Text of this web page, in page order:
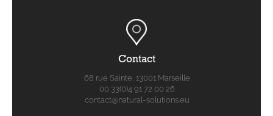
Contact
68 rue Sainte, 13001 Marseille
00 33(0)4 91 72 00 26
contact@natural-solutions.eu